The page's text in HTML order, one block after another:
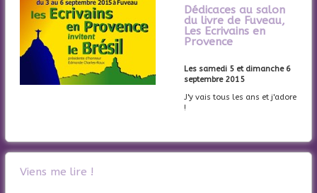
Contacte-moi
Dédicaces au salon
du livre de Fuveau,
Les Ecrivains en
Provence
Les samedi 5 et dimanche 6
septembre 2015
J'y vais tous les ans et j'adore
!
Viens me lire !